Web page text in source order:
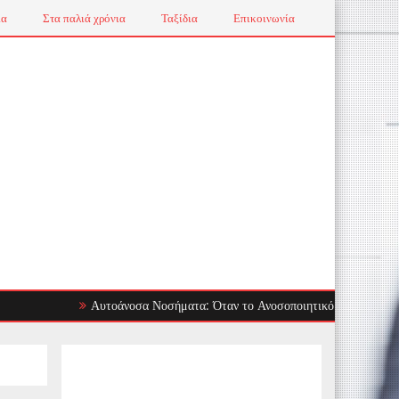
Στα παλιά χρόνια Ταξίδια Επικοινωνία
Αυτοάνοσα Νοσήματα: Όταν το Ανοσοποιητικό Στρέφεται Εναντίον